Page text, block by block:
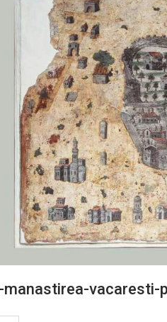
manastirea-vacaresti-